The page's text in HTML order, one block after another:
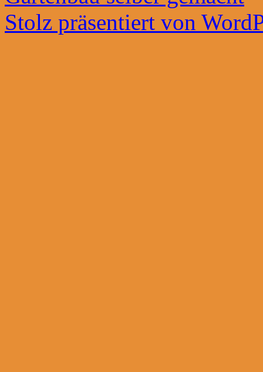
Stolz präsentiert von